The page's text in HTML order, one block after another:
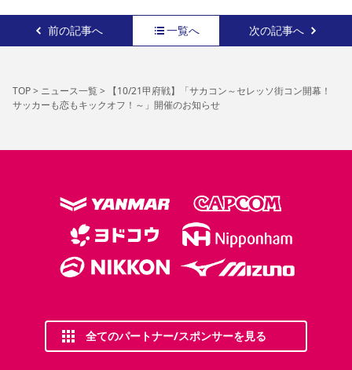
前の記事へ 一覧へ 次の記事へ
TOP> ニュース一覧>
【10/21甲府戦】「サカコン～セレッソ街コン開幕！
サッカーも恋もキックオフ！～」開催のお知らせ
全てのパートナー/スポンサーを見る